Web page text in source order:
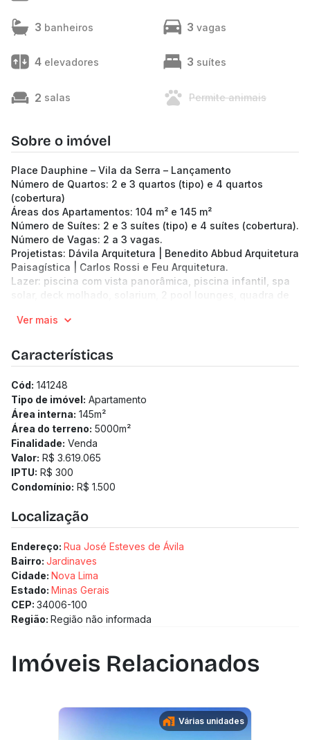
3 banheiros 3 vagas
4 elevadores 3 suítes
2 salas Permite animais
Sobre o imóvel
Place Dauphine – Vila da Serra – Lançamento
Número de Quartos: 2 e 3 quartos (tipo) e 4 quartos
(cobertura)
Áreas dos Apartamentos: 104 m² e 145 m²
Número de Suítes: 2 e 3 suítes (tipo) e 4 suítes (cobertura).
Número de Vagas: 2 a 3 vagas.
Projetistas: Dávila Arquitetura | Benedito Abbud Arquitetura
Paisagística | Carlos Rossi e Feu Arquitetura.
Lazer: piscina com vista panorâmica, piscina infantil, spa
solar, deck molhado, solarium, 2 pool lounges, quadra de
pickleball e futebol, grill gourmet com terraço, salão de
kids com terraço, fitness, pilates, play lounge, lounge
gourmet, gourmet, sauna a vapor, spa, banheira recovery
room.
Ver mais
Características
Cód: 141248
Tipo de imóvel: Apartamento
Área interna: 145m²
Área do terreno: 5000m²
Finalidade: Venda
Valor: R$ 3.619.065
IPTU: R$ 300
Condomínio: R$ 1.500
Localização
Endereço: Rua José Esteves de Ávila
Bairro: Jardinaves
Cidade: Nova Lima
Estado: Minas Gerais
CEP: 34006-100
Região: Região não informada
Imóveis Relacionados
Várias unidades